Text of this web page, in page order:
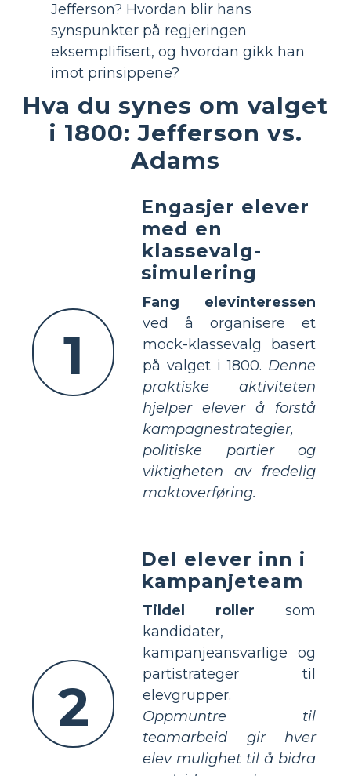
Jefferson? Hvordan blir hans
synspunkter på regjeringen
eksemplifisert, og hvordan gikk han
imot prinsippene?
Hva du synes om valget
i 1800: Jefferson vs.
Adams
1
Engasjer elever
med en
klassevalg-
simulering
Fang elevinteressen
ved å organisere et
mock-klassevalg basert
på valget i 1800. Denne
praktiske aktiviteten
hjelper elever å forstå
kampagnestrategier,
politiske partier og
viktigheten av fredelig
maktoverføring.
2
Del elever inn i
kampanjeteam
Tildel roller som
kandidater,
kampanjeansvarlige og
partistrateger til
elevgrupper.
Oppmuntre til
teamarbeid gir hver
elev mulighet til å bidra